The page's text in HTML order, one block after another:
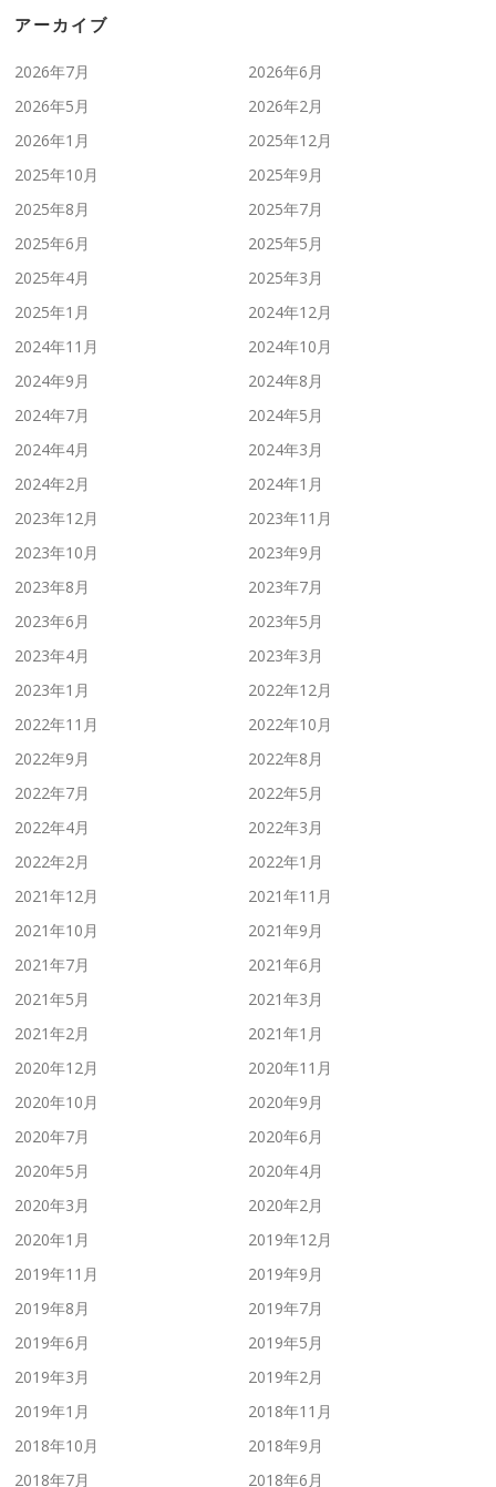
アーカイブ
2026年7月
2026年6月
2026年5月
2026年2月
2026年1月
2025年12月
2025年10月
2025年9月
2025年8月
2025年7月
2025年6月
2025年5月
2025年4月
2025年3月
2025年1月
2024年12月
2024年11月
2024年10月
2024年9月
2024年8月
2024年7月
2024年5月
2024年4月
2024年3月
2024年2月
2024年1月
2023年12月
2023年11月
2023年10月
2023年9月
2023年8月
2023年7月
2023年6月
2023年5月
2023年4月
2023年3月
2023年1月
2022年12月
2022年11月
2022年10月
2022年9月
2022年8月
2022年7月
2022年5月
2022年4月
2022年3月
2022年2月
2022年1月
2021年12月
2021年11月
2021年10月
2021年9月
2021年7月
2021年6月
2021年5月
2021年3月
2021年2月
2021年1月
2020年12月
2020年11月
2020年10月
2020年9月
2020年7月
2020年6月
2020年5月
2020年4月
2020年3月
2020年2月
2020年1月
2019年12月
2019年11月
2019年9月
2019年8月
2019年7月
2019年6月
2019年5月
2019年3月
2019年2月
2019年1月
2018年11月
2018年10月
2018年9月
2018年7月
2018年6月